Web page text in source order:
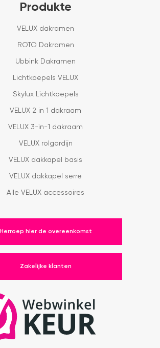
Produkte
VELUX dakramen
ROTO Dakramen
Ubbink Dakramen
Lichtkoepels VELUX
Skylux Lichtkoepels
VELUX 2 in 1 dakraam
VELUX 3-in-1 dakraam
VELUX rolgordijn
VELUX dakkapel basis
VELUX dakkapel serre
Alle VELUX accessoires
Herroep hier de overeenkomst
Zakelijke klanten